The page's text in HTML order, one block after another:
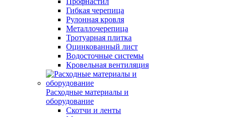
Гибкая черепица
Рулонная кровля
Металлочерепица
Тротуарная плитка
Оцинкованный лист
Водосточные системы
Кровельная вентиляция
Расходные материалы и
оборудование
Скотчи и ленты